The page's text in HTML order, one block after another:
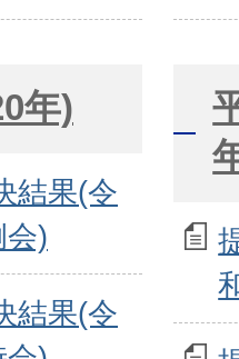
年)
結果(令
会)
結果(令